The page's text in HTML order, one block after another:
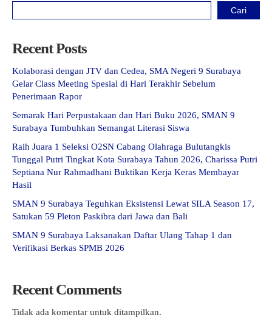
Cari
Recent Posts
Kolaborasi dengan JTV dan Cedea, SMA Negeri 9 Surabaya
Gelar Class Meeting Spesial di Hari Terakhir Sebelum
Penerimaan Rapor
Semarak Hari Perpustakaan dan Hari Buku 2026, SMAN 9
Surabaya Tumbuhkan Semangat Literasi Siswa
Raih Juara 1 Seleksi O2SN Cabang Olahraga Bulutangkis
Tunggal Putri Tingkat Kota Surabaya Tahun 2026, Charissa Putri
Septiana Nur Rahmadhani Buktikan Kerja Keras Membayar
Hasil
SMAN 9 Surabaya Teguhkan Eksistensi Lewat SILA Season 17,
Satukan 59 Pleton Paskibra dari Jawa dan Bali
SMAN 9 Surabaya Laksanakan Daftar Ulang Tahap 1 dan
Verifikasi Berkas SPMB 2026
Recent Comments
Tidak ada komentar untuk ditampilkan.